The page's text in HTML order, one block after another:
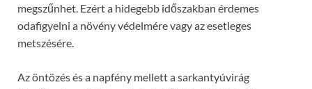
megszűnhet. Ezért a hidegebb időszakban érdemes
odafigyelni a növény védelmére vagy az esetleges
metszésére.
Az öntözés és a napfény mellett a sarkantyúvirág